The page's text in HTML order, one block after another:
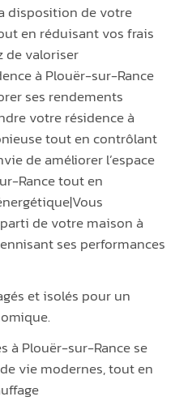
disposition de votre
en réduisant vos frais
de valoriser
à Plouër-sur-Rance
ses rendements
votre résidence à
tout en contrôlant
de améliorer l’espace
Rance tout en
de votre maison à
ses performances
et isolés pour un
à Plouër-sur-Rance se
vie modernes, tout en